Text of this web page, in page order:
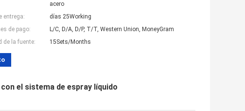
acero
entrega:
días 25Working
de pago:
L/C, D/A, D/P, T/T, Western Union, MoneyGram
de la fuente:
15Sets/Months
el sistema de espray líquido